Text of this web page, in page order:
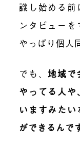
識し始める前
ンタビューを
やっぱり個人
でも、地域で
やってる人
いますみた
ができるんで